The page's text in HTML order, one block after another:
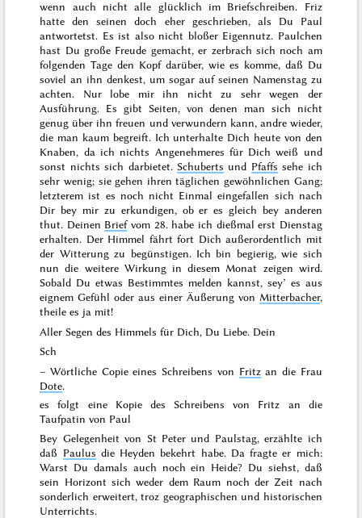
wenn auch nicht alle glücklich im Briefschreiben. Friz
hatte den seinen doch eher geschrieben, als Du Paul
antwortetst. Es ist also nicht bloßer Eigennutz. Paulchen
hast Du große Freude gemacht, er zerbrach sich noch am
folgenden Tage den Kopf darüber, wie es komme, daß Du
soviel an ihn denkest, um sogar auf seinen Namenstagzu
achten. Nur lobe mir ihn nicht zu sehr wegen der
Ausführung. Es gibt Seiten, von denen man sich nicht
genug über ihn freuen und verwundern kann, andre wieder,
die man kaum begreift. Ich unterhalte Dich heute von den
Knaben, da ich nichts Angenehmeres für Dich weiß und
sonst nichts sich darbietet. Schuberts und Pfaffs sehe ich
sehr wenig; sie gehen ihren täglichen gewöhnlichen Gang;
letzterem ist es noch nicht Einmal eingefallen sich nach
Dir bey mir zu erkundigen, ob er es gleich bey anderen
thut. Deinen Briefvom 28. habe ich dießmal erst Dienstag
erhalten. Der Himmel fährt fort Dich außerordentlich mit
der Witterung zu begünstigen. Ich bin begierig, wie sich
nun die weitere Wirkung in diesem Monat zeigen wird.
Sobald Du etwas Bestimmtes melden kannst, sey’ es aus
eignem Gefühl oder aus einer Äußerung von Mitterbacher,
theile es ja mit!
Aller Segen des Himmels für Dich, Du Liebe. Dein
Sch
– Wörtliche Copie eines Schreibens von Fritzan die Frau
Dote.
es folgt eine Kopie des Schreibens von Fritz an die
Taufpatin von Paul
Bey Gelegenheit von St Peter und Paulstag, erzählte ich
daß Paulus die Heyden bekehrt habe. Da fragte er mich:
Warst Du damals auch noch ein Heide? Du siehst, daß
sein Horizont sich weder dem Raum noch der Zeit nach
sonderlich erweitert, troz geographischen und historischen
Unterrichts.